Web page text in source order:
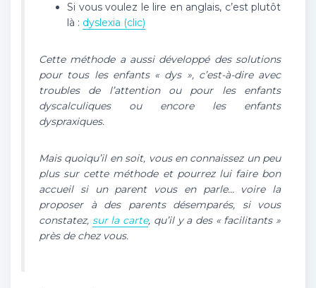
Si vous voulez le lire en anglais, c’est plutôt
là : dyslexia (clic)
Cette méthode a aussi développé des solutions
pour tous les enfants « dys », c’est-à-dire avec
troubles de l’attention ou pour les enfants
dyscalculiques ou encore les enfants
dyspraxiques.
Mais quoiqu’il en soit, vous en connaissez un peu
plus sur cette méthode et pourrez lui faire bon
accueil si un parent vous en parle… voire la
proposer à des parents désemparés, si vous
constatez, sur la carte, qu’il y a des « facilitants »
près de chez vous.